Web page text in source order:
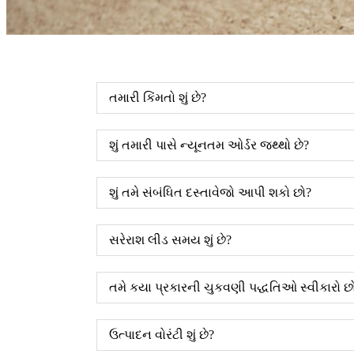
તમારી કિંમતો શું છે?
શું તમારી પાસે ન્યૂનતમ ઓર્ડર જથ્થો છે?
શું તમે સંબંધિત દસ્તાવેજો આપી શકો છો?
સરેરાશ લીડ સમય શું છે?
તમે કયા પ્રકારની ચુકવણી પદ્ધતિઓ સ્વીકારો
ઉત્પાદન વોરંટી શું છે?